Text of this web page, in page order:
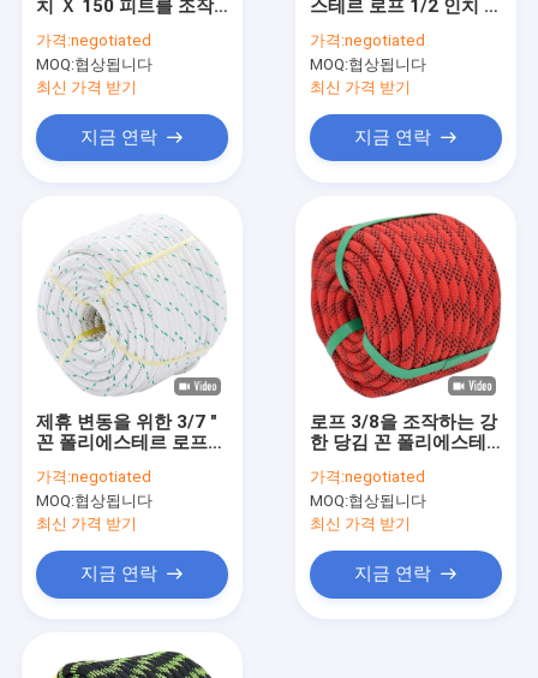
제품
우리에 대하여
공장 여행
엮은 나이론바줄
땋는 폴리에스테 밧줄
꼰 폴리프로필렌 로프
치 Ｘ 150 피트를 조작
를 당기는 이중 엮음 띠
폴리에스테르 로프 나일
론
가격:negotiated
MOQ:협상됩니다
최신 가격 받기
지금 연락
스테르 로프 1/2 인치 로
무 로프
가격:negotiated
MOQ:협상됩니다
최신 가격 받기
지금 연락
제휴 변동을 위한 3/7 "
꼰 폴리에스테르 로프
로프
가격:negotiated
MOQ:협상됩니다
최신 가격 받기
지금 연락
로프 3/8을 조작하는 강
한 당김 꼰 폴리에스테
변동을 위해 조금씩 움
직입니다
가격:negotiated
MOQ:협상됩니다
최신 가격 받기
지금 연락